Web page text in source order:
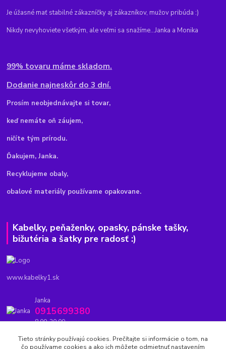
Je úžasné mať stabilné zákazníčky aj zákazníkov, mužov pribúda :)
Nikdy nevyhoviete všetkým, ale veľmi sa snažíme...Janka a Monika
99% tovaru máme skladom.
Dodanie najneskôr do 3 dní.
Prosím neobjednávajte si tovar,
keď nemáte oň záujem,
ničíte tým prírodu.
Ďakujem, Janka.
Recyklujeme obaly,
obalové materiály používame opakovane.
Kabelky, peňaženky, opasky, pánske tašky,
bižutéria a šatky pre radosť :)
www.kabelky1.sk
Janka
0915699380
8.00-20.00
kabelky1.sk@gmail.com
Tieto stránky používajú cookies. Prečítajte si informácie o tom, na
čo používame cookies a ako ich môžete odmietnuť nastavením